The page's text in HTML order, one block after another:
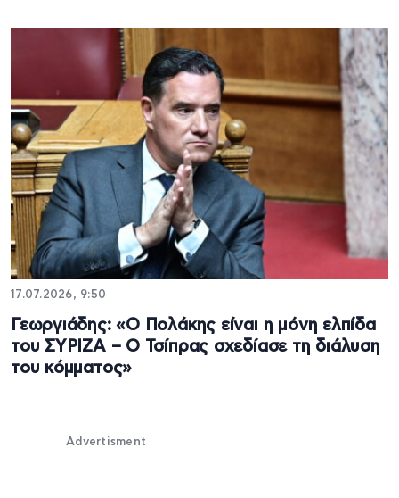
17.07.2026, 9:50
Γεωργιάδης: «Ο Πολάκης είναι η μόνη ελπίδα
του ΣΥΡΙΖΑ – Ο Τσίπρας σχεδίασε τη διάλυση
του κόμματος»
Advertisment